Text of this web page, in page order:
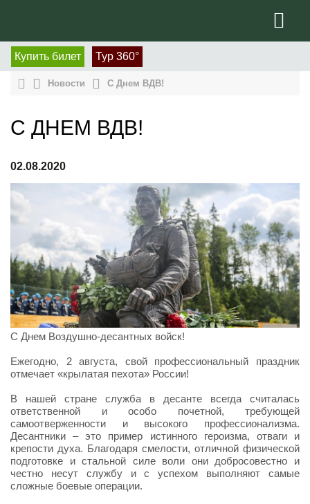
Купить билет Тур 360°
Новости С Днем ВДВ!
С ДНЕМ ВДВ!
02.08.2020
С Днем Воздушно-десантных войск!
Ежегодно, 2 августа, свой профессиональный праздник
отмечает «крылатая пехота» России!
В нашей стране служба в десанте всегда считалась
ответственной и особо почетной, требующей
самоотверженности и высокого профессионализма.
Десантники – это пример истинного героизма, отваги и
крепости духа. Благодаря смелости, отличной физической
подготовке и стальной силе воли они добросовестно и
честно несут службу и с успехом выполняют самые
сложные боевые операции.